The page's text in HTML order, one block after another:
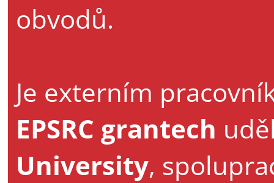
obvodů.
Je externím
EPSRC grantech
University,